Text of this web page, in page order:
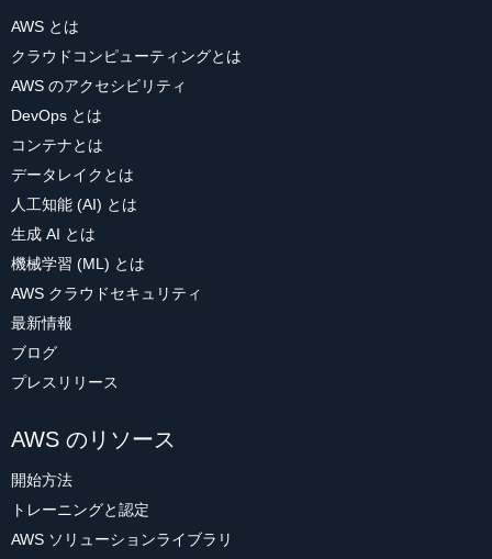
AWS とは
クラウドコンピューティングとは
AWS のアクセシビリティ
DevOps とは
コンテナとは
データレイクとは
人工知能 (AI) とは
生成 AI とは
機械学習 (ML) とは
AWS クラウドセキュリティ
最新情報
ブログ
プレスリリース
AWS のリソース
開始方法
トレーニングと認定
AWS ソリューションライブラリ